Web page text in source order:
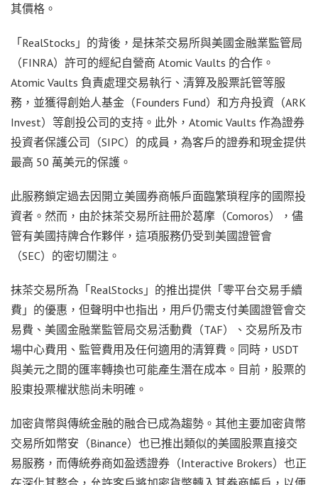
其價格。
「RealStocks」的背後，是抹茶交易所與美國金融業監管局
（FINRA）許可的經紀自營商 Atomic Vaults 的合作。
Atomic Vaults 負責處理交易執行、清算及股票託管等服
務，並獲得創始人基金（Founders Fund）和方舟投資（ARK
Invest）等創投公司的支持。此外，Atomic Vaults 作為證券
投資者保護公司（SIPC）的成員，為客戶的證券和現金提供
最高 50 萬美元的保護。
此服務鎖定過去因開立美國券商帳戶面臨繁瑣程序的國際投
資者。然而，由於抹茶交易所註冊於葛摩（Comoros），儘
管有美國持牌合作夥伴，這項服務仍受到美國證管會
（SEC）的密切關注。
抹茶交易所為「RealStocks」的推出提供「零平台交易手續
費」的優惠，但聲明中也指出，用戶仍需支付美國證管會交
易費、美國金融業監管局交易活動費（TAF）、交易所及市
場中心費用、監管費用及任何適用的清算費。同時，USDT
與美元之間的匯率轉換也可能產生潛在成本。目前，股票的
股東投票權狀態尚未明確。
加密貨幣與傳統金融的融合已成為趨勢。其他主要加密貨幣
交易所如幣安（Binance）也已推出類似的美國股票直接交
易服務，而傳統券商如盈透證券（Interactive Brokers）也正